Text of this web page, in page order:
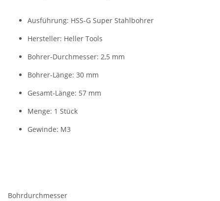
Ausführung: HSS-G Super Stahlbohrer
Hersteller: Heller Tools
Bohrer-Durchmesser: 2,5 mm
Bohrer-Länge: 30 mm
Gesamt-Länge: 57 mm
Menge: 1 Stück
Gewinde: M3
Bohrdurchmesser